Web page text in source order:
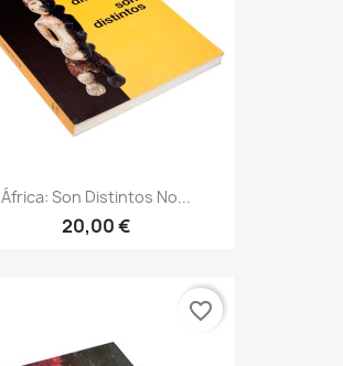
África: Son Distintos No...
20,00 €
favorite_border